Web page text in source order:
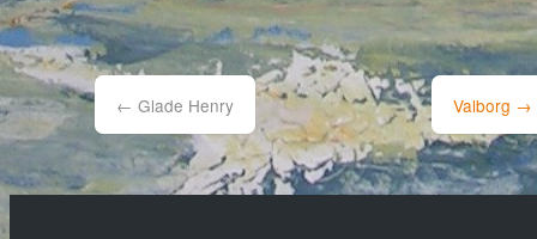
Post
navigation
← Glade Henry Valborg →